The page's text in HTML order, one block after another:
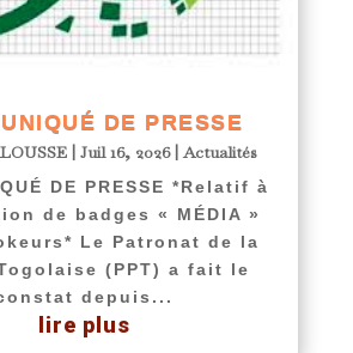
DE PRESSE
|Juil 16, 2026|Actualités
DE PRESSE *Relatif à
de badges « MÉDIA »
Le Patronat de la
(PPT) a fait le
depuis...
lire plus